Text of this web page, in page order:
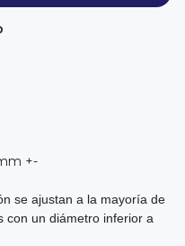
+-
se ajustan a la mayoría de
con un diámetro inferior a